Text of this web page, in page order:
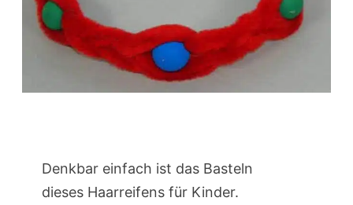
Denkbar einfach ist das Basteln
dieses Haarreifens für Kinder.